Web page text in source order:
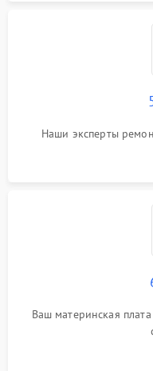
Наши эксперты
Ваш материнская